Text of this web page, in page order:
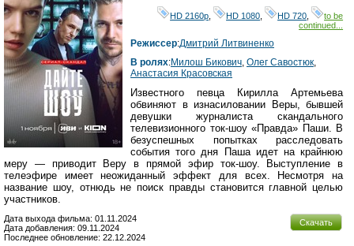
HD 2160р HD 1080 HD 720
to be
continued...
Режиссер:Дмитрий Литвиненко
В ролях:Милош Бикович, Олег Савостюк,
Анастасия Красовская
Известного певца Кирилла Артемьева
обвиняют в изнасиловании Веры, бывшей
девушки журналиста скандального
телевизионного ток-шоу «Правда» Паши. В
безуспешных попытках расследовать
события того дня Паша идет на крайнюю
меру — приводит Веру в прямой эфир ток-шоу. Выступление в
телеэфире имеет неожиданный эффект для всех. Несмотря на
название шоу, отнюдь не поиск правды становится главной целью
участников.
Скачать
Дата выхода фильма: 01.11.2024
Дата добавления: 09.11.2024
Последнее обновление: 22.12.2024